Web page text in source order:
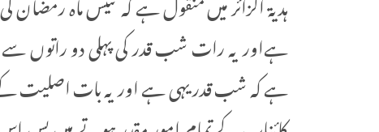
ہےاور یہ رات شب قدر کی پہلی دو راتوں
ہے کہ شب قدر یہی ہے اور یہ بات